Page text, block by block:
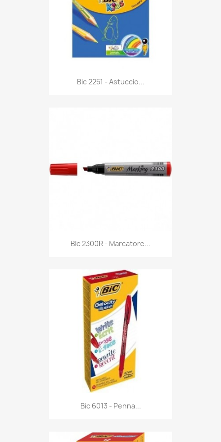
Anteprima
Bic 2251 - Astuccio...
Anteprima
Bic 2300R - Marcatore...
Anteprima
Bic 6013 - Penna...